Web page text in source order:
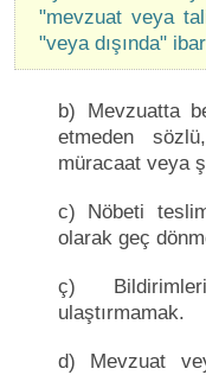
"mevzuat veya
"veya dışında"
b) Mevzuatta
etmeden
müracaat veya
c) Nöbeti
olarak geç
ç)
ulaştırmamak.
d) Mevzuat